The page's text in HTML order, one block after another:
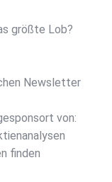
größte Lob?
Newsletter
von:
finden